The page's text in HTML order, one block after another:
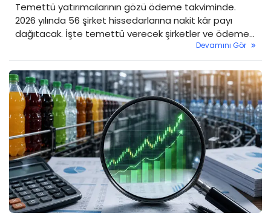
Temettü yatırımcılarının gözü ödeme takviminde.
2026 yılında 56 şirket hissedarlarına nakit kâr payı
dağıtacak. İşte temettü verecek şirketler ve ödeme
Devamını Gör